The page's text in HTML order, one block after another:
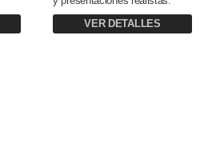
VER DETALLES